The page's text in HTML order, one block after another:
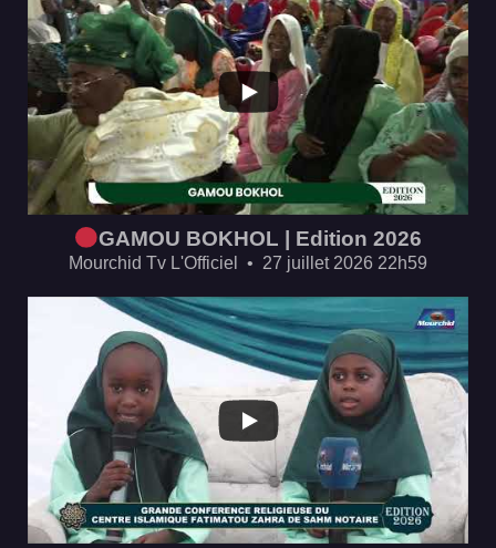
...
GAMOU BOKHOL | Edition 2026
Mourchid Tv L'Officiel 27 juillet 2026 22h59
...